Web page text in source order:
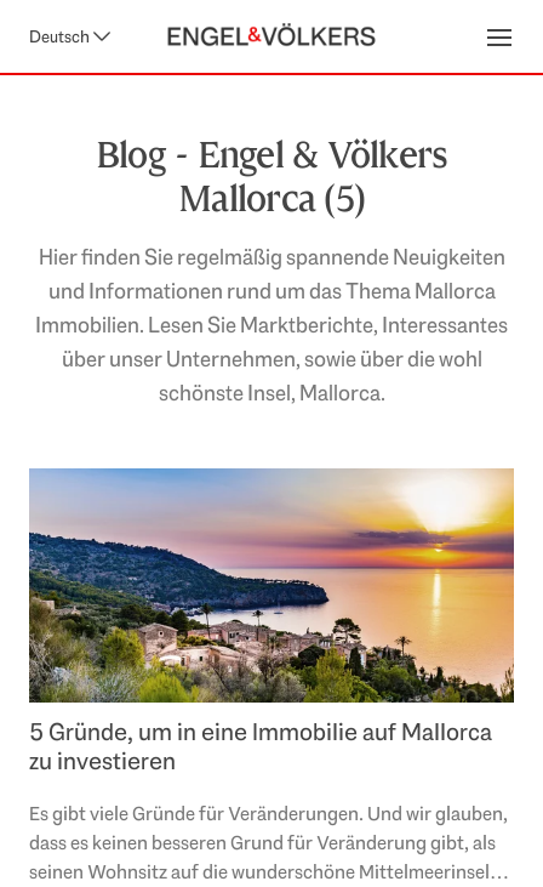
Deutsch
Blog - Engel & Völkers
Mallorca (5)
Hier finden Sie regelmäßig spannende Neuigkeiten
und Informationen rund um das Thema Mallorca
Immobilien. Lesen Sie Marktberichte, Interessantes
über unser Unternehmen, sowie über die wohl
schönste Insel, Mallorca.
5 Gründe, um in eine Immobilie auf Mallorca
zu investieren
Es gibt viele Gründe für Veränderungen. Und wir glauben,
dass es keinen besseren Grund für Veränderung gibt, als
seinen Wohnsitz auf die wunderschöne Mittelmeerinsel